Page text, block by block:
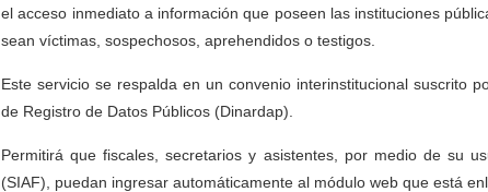
el acceso inmediato a información que poseen las instituciones
sean víctimas, sospechosos, aprehendidos o testigos.
Este servicio se respalda en un convenio interinstitucional suscrito
de Registro de Datos Públicos (Dinardap).
Permitirá que fiscales, secretarios y asistentes, por medio de su
(SIAF), puedan ingresar automáticamente al módulo web que está